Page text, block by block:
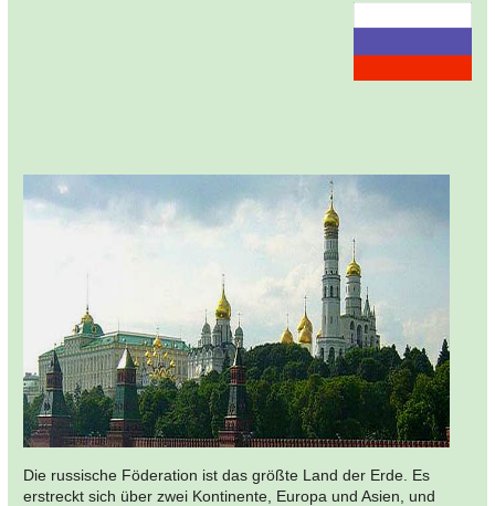
Die russische Föderation ist das größte Land der Erde. Es
erstreckt sich über zwei Kontinente, Europa und Asien, und